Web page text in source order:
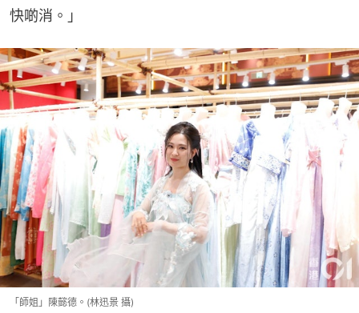
快啲消。」
「師姐」陳懿德。(林迅景 攝)